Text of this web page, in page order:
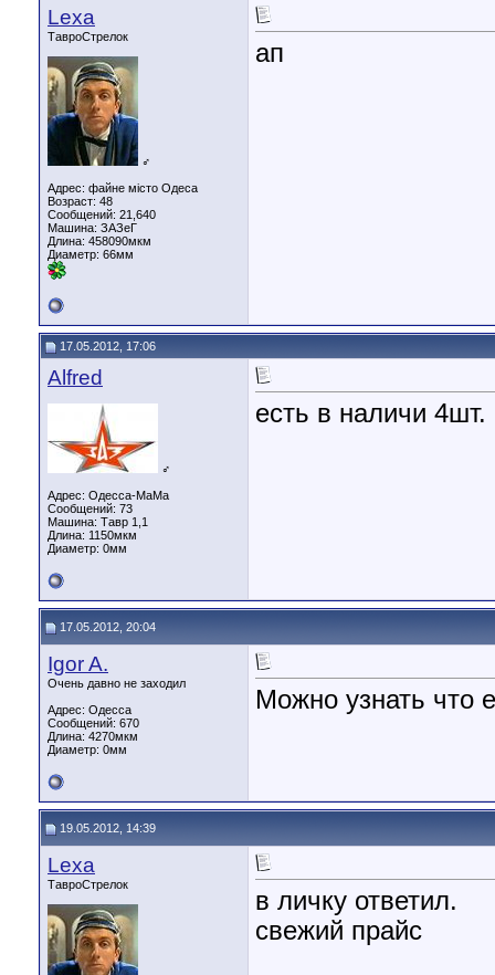
Lexa
ТавроСтрелок
♂
Адрес: файне місто Одеса
Возраст: 48
Сообщений: 21,640
Машина: ЗАЗеГ
Длина: 458090мкм
Диаметр: 66мм
ап
17.05.2012, 17:06
Alfred
♂
Адрес: Одесса-МаМа
Сообщений: 73
Машина: Тавр 1,1
Длина: 1150мкм
Диаметр: 0мм
есть в наличи
17.05.2012, 20:04
Igor A.
Очень давно не заходил
Адрес: Одесса
Сообщений: 670
Длина: 4270мкм
Диаметр: 0мм
Можно узнать что
19.05.2012, 14:39
Lexa
ТавроСтрелок
в личку ответил.
свежий прайс